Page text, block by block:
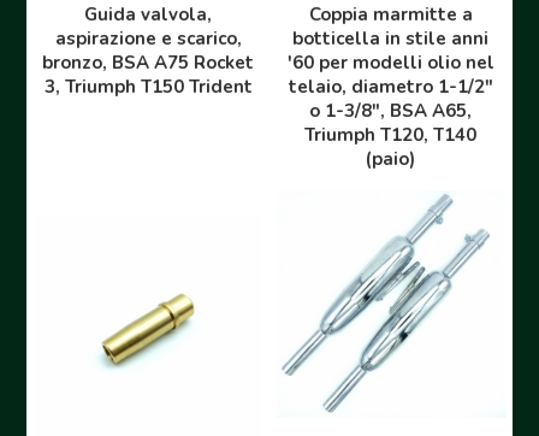
Guida valvola,
aspirazione e scarico,
bronzo, BSA A75 Rocket
3, Triumph T150 Trident
Coppia marmitte a
botticella in stile anni
'60 per modelli olio nel
telaio, diametro 1-1/2"
o 1-3/8", BSA A65,
Triumph T120, T140
(paio)